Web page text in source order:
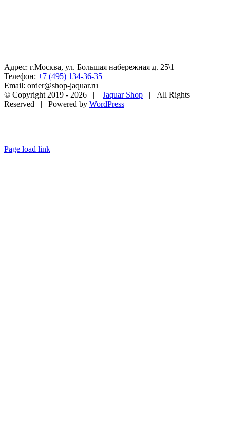
Адрес: г.Москва, ул. Большая набережная д. 25\1
Телефон: +7 (495) 134-36-35
Email: order@shop-jaquar.ru
© Copyright 2019 - 2026 | Jaquar Shop | All Rights
Reserved | Powered by WordPress
Page load link